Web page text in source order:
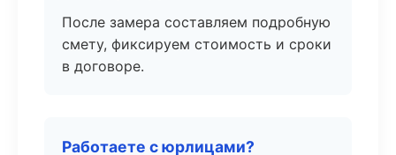
После замера составляем подробную
смету, фиксируем стоимость и сроки
в договоре.
Работаете с юрлицами?